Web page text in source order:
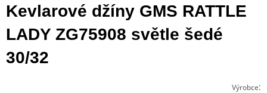
Kevlarové džíny GMS RATTLE
LADY ZG75908 světle šedé
30/32
Výrobce: